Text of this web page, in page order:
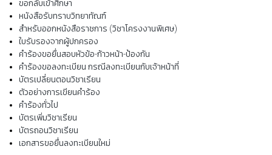
ขอกลับเข้าศึกษา
หนังสือรับทราบวิทยาทัณฑ์
สำหรับออกหนังสือราชการ (วิชาโครงงานพิเศษ)
ใบรับรองจากผู้ปกครอง
คำร้องขอยื่นสอบหัวข้อ-ก้าวหน้า-ป้องกัน
คำร้องขอลงทะเบียน กรณีลงทะเบียนกับเจ้าหน้าที่
บัตรเปลี่ยนตอนวิชาเรียน
ตัวอย่างการเขียนคำร้อง
คำร้องทั่วไป
บัตรเพิ่มวิชาเรียน
บัตรถอนวิชาเรียน
เอกสารขอยื่นลงทะเบียนใหม่